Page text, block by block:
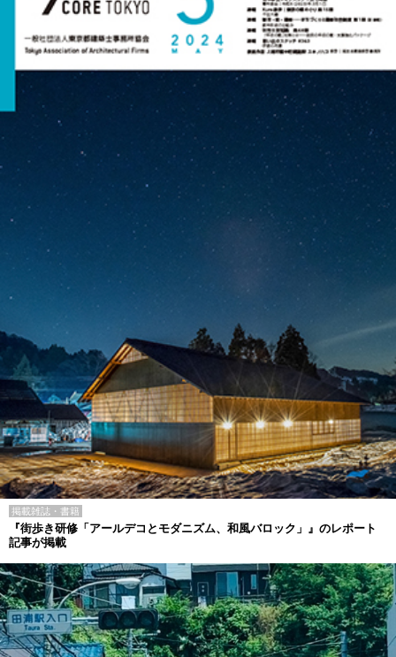
掲載雑誌・書籍
『街歩き研修「アールデコとモダニズム、和風バロック」』のレポート
記事が掲載